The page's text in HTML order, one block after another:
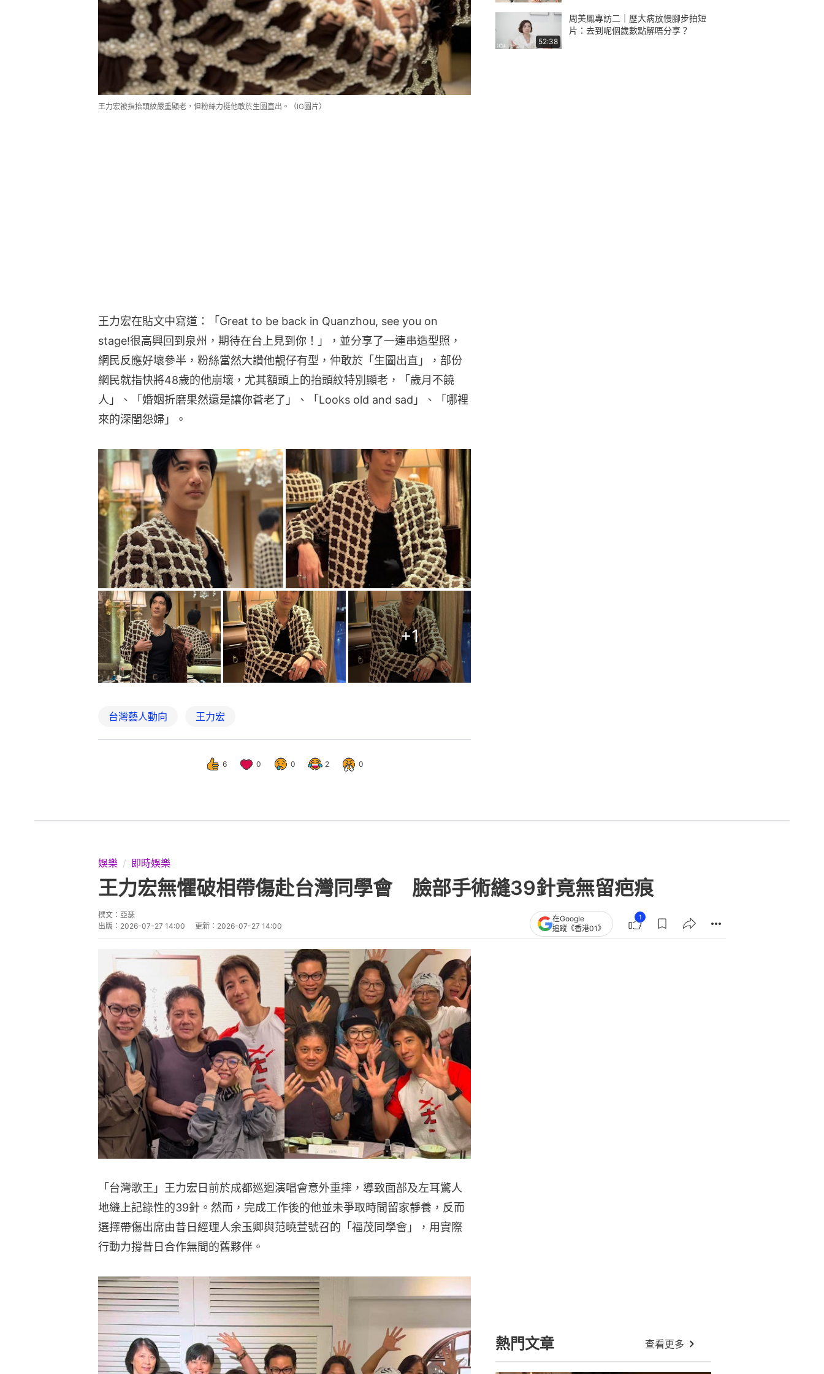
王力宏被指抬頭紋嚴重顯老，但粉絲力挺他敢於生圖直出。（IG圖片）
王力宏在貼文中寫道：「Great to be back in Quanzhou, see you on
stage!很高興回到泉州，期待在台上見到你！」，並分享了一連串造型照，
網民反應好壞參半，粉絲當然大讚他靚仔有型，仲敢於「生圖出直」，部份
網民就指快將48歲的他崩壞，尤其額頭上的抬頭紋特別顯老，「歲月不饒
人」、「婚姻折磨果然還是讓你蒼老了」、「Looks old and sad」、「哪裡
來的深閨怨婦」。
+1
台灣藝人動向 王力宏
6 0 0 2 0
52:38
周美鳳專訪二｜歷大病放慢腳步拍短
片：去到呢個歲數點解唔分享？
娛樂 即時娛樂
王力宏無懼破相帶傷赴台灣同學會 臉部手術縫39針竟無留疤痕
撰文： 亞瑟
出版： 2026-07-27 14:00 更新： 2026-07-27 14:00
在Google
追蹤《香港01》
1
「台灣歌王」王力宏日前於成都巡迴演唱會意外重摔，導致面部及左耳驚人
地縫上記錄性的39針。然而，完成工作後的他並未爭取時間留家靜養，反而
選擇帶傷出席由昔日經理人余玉卿與范曉萱號召的「福茂同學會」，用實際
行動力撐昔日合作無間的舊夥伴。
熱門文章 查看更多